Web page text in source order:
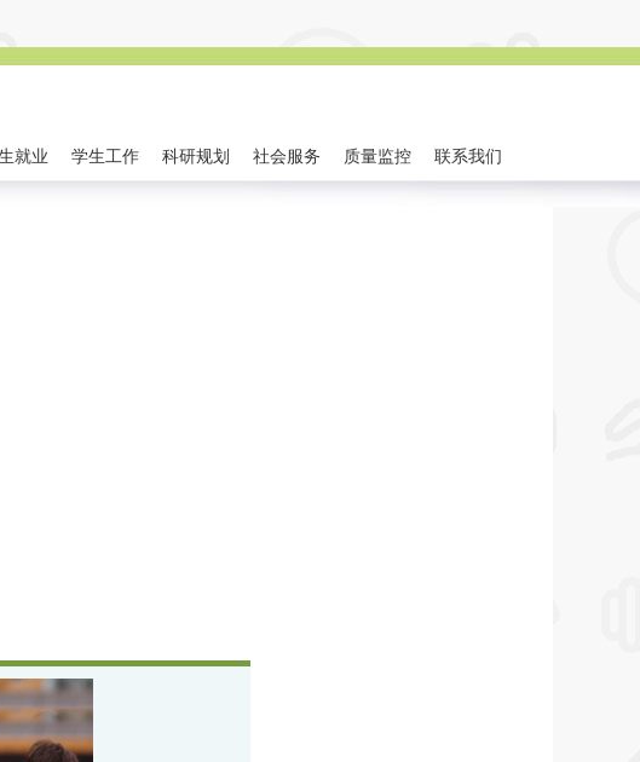
就业 学生工作 科研规划 社会服务 质量监控 联系我们